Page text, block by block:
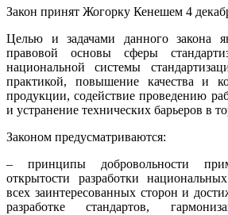
Закон принят Жогорку Кенешем 4
Целью и задачами данного закона
правовой основы сферы
национальной системы
практикой, повышение качества и
продукции, содействие проведению
и устранение технических барьеров в
Законом предусматриваются:
– принципы добровольности
открытости разработки
всех заинтересованных сторон и
разработке стандартов,